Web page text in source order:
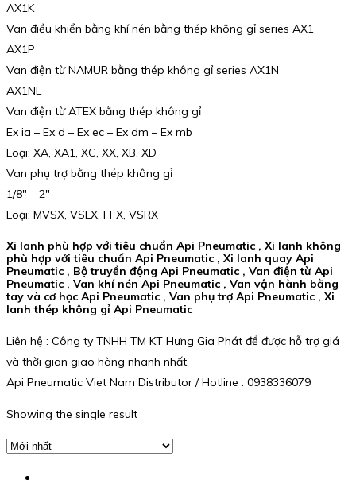
AX1K
Van điều khiển bằng khí nén bằng thép không gỉ series AX1
AX1P
Van điện từ NAMUR bằng thép không gỉ series AX1N
AX1NE
Van điện từ ATEX bằng thép không gỉ
Ex ia – Ex d – Ex ec – Ex dm – Ex mb
Loại: XA, XA1, XC, XX, XB, XD
Van phụ trợ bằng thép không gỉ
1/8″ – 2″
Loại: MVSX, VSLX, FFX, VSRX
Xi lanh phù hợp với tiêu chuẩn Api Pneumatic , Xi lanh không
phù hợp với tiêu chuẩn Api Pneumatic , Xi lanh quay Api
Pneumatic , Bộ truyền động Api Pneumatic , Van điện từ Api
Pneumatic , Van khí nén Api Pneumatic , Van vận hành bằng
tay và cơ học Api Pneumatic , Van phụ trợ Api Pneumatic , Xi
lanh thép không gỉ Api Pneumatic
Liên hệ : Công ty TNHH TM KT Hưng Gia Phát để được hỗ trợ giá
và thời gian giao hàng nhanh nhất.
Api Pneumatic Viet Nam Distributor / Hotline : 0938336079
Showing the single result